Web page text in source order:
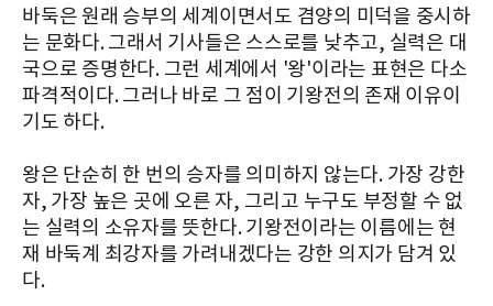
바둑은 원래 승부의 세계이면서도 겸양의 미덕을 중시하
는 문화다. 그래서 기사들은 스스로를 낮추고, 실력은 대
국으로 증명한다. 그런 세계에서 '왕'이라는 표현은 다소
파격적이다. 그러나 바로 그 점이 기왕전의 존재 이유이
기도 하다.
왕은 단순히 한 번의 승자를 의미하지 않는다. 가장 강한
자, 가장 높은 곳에 오른 자, 그리고 누구도 부정할 수 없
는 실력의 소유자를 뜻한다. 기왕전이라는 이름에는 현
재 바둑계 최강자를 가려내겠다는 강한 의지가 담겨 있
다.